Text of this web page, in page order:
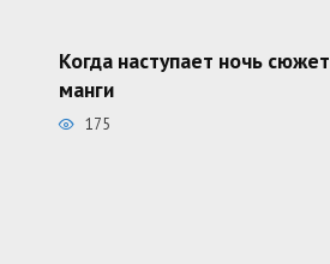
Когда наступает ночь сюжет
манги
175